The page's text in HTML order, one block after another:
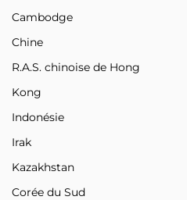
Cambodge
Chine
R.A.S. chinoise de Hong
Kong
Indonésie
Irak
Kazakhstan
Corée du Sud